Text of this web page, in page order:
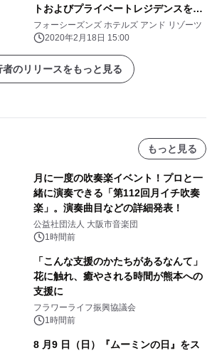
トおよびプライベートレジデンスを開
業
フォーシーズンズ ホテルズ アンド リゾーツ
2020年2月18日 15:00
者のリリースをもっと見る
もっと見る
月に一度の吹奏楽イベント！プロと一
緒に演奏できる「第112回月イチ吹奏
楽」。演奏曲目などの詳細発表！
公益社団法人 大阪市音楽団
1時間前
「こんな支援のかたちがあるなんて」
花に触れ、癒やされる時間が熊本への
支援に
フラワーライフ振興協議会
1時間前
8 月9 日（日）『ムーミンの日』をス